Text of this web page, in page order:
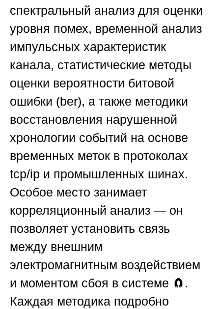
спектральный анализ для оценки
уровня помех, временной анализ
импульсных характеристик
канала, статистические методы
оценки вероятности битовой
ошибки (ber), а также методики
восстановления нарушенной
хронологии событий на основе
временных меток в протоколах
tcp/ip и промышленных шинах.
Особое место занимает
корреляционный анализ — он
позволяет установить связь
между внешним
электромагнитным воздействием
и моментом сбоя в системе 🧲.
Каждая методика подробно